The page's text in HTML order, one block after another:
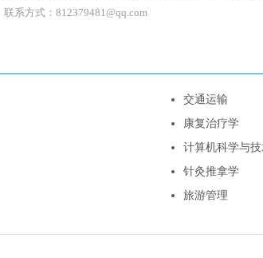
系方式：812379481@qq.com
交通运输
康复治疗学
计算机科学与
针灸推拿学
旅游管理